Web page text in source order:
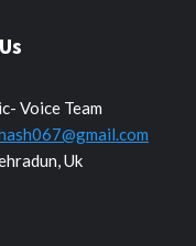
Voice Team
Uk